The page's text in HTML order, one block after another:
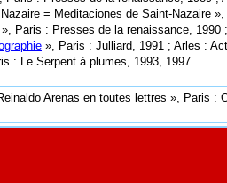
= Meditaciones de Saint-Nazaire
», Paris : Presses de la renaissance, 1990
», Paris : Julliard, 1991 ; Arles :
: Le Serpent à plumes, 1993, 1997
Arenas en toutes lettres », Paris :